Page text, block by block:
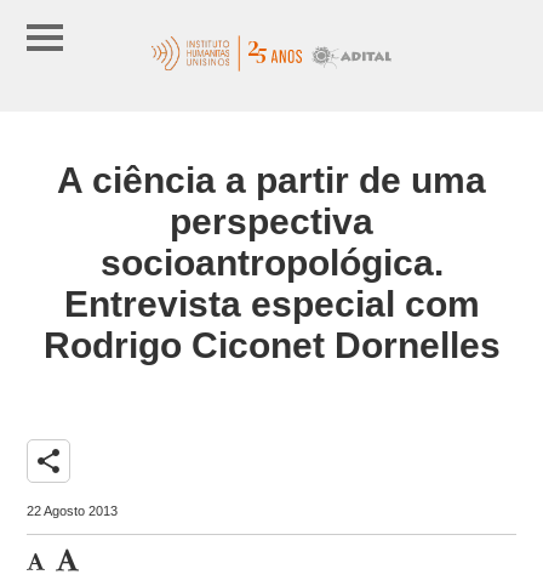
A ciência a partir de uma
perspectiva
socioantropológica.
Entrevista especial com
Rodrigo Ciconet Dornelles
share
22 Agosto 2013